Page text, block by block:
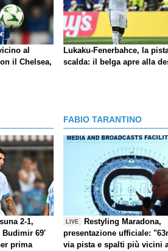
al
il Chelsea,
Lukaku-Fenerbahce, la
scalda: il belga apre alla
2-1,
Budimir 69'
prima
FABIO TARANTINO
LIVE
Restyling Maradona,
presentazione ufficiale:
via pista e spalti più vicini